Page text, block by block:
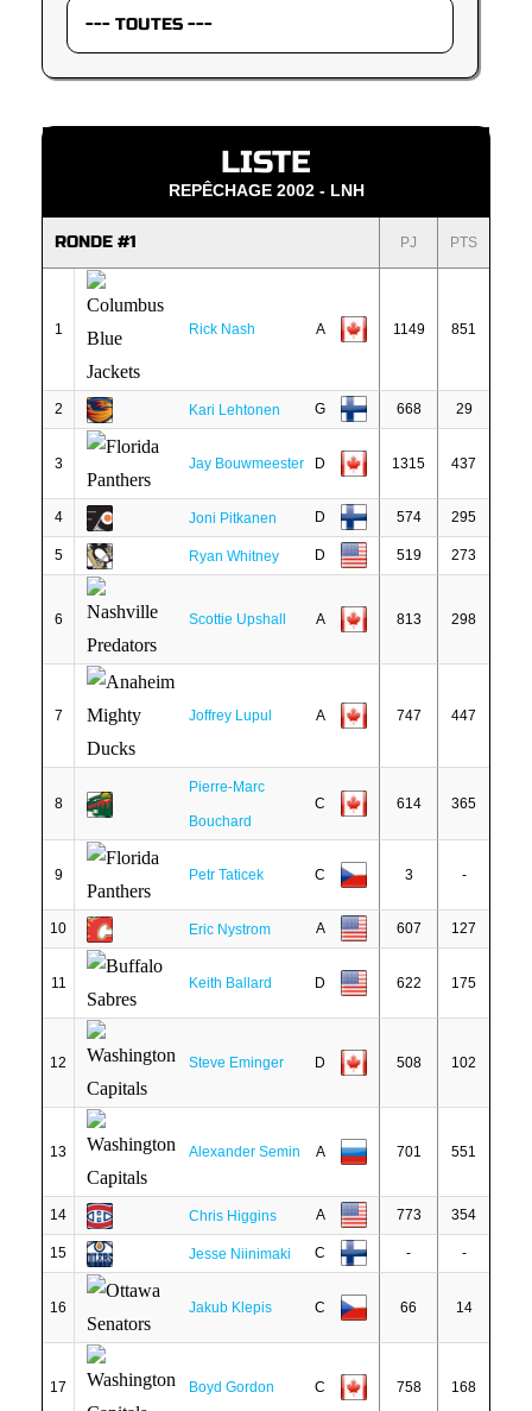
LISTE
REPÊCHAGE 2002 - LNH
RONDE #1 PJ PTS
1 Rick Nash A 1149 851
2 Kari Lehtonen G 668 29
3 Jay Bouwmeester D 1315 437
4 Joni Pitkanen D 574 295
5 Ryan Whitney D 519 273
6 Scottie Upshall A 813 298
7 Joffrey Lupul A 747 447
8
Pierre-Marc
Bouchard
C 614 365
9 Petr Taticek C 3 -
10 Eric Nystrom A 607 127
11 Keith Ballard D 622 175
12 Steve Eminger D 508 102
13 Alexander Semin A 701 551
14 Chris Higgins A 773 354
15 Jesse Niinimaki C - -
16 Jakub Klepis C 66 14
17 Boyd Gordon C 758 168